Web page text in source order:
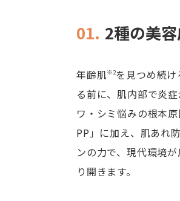
01. 2種の美
年齢肌※2を見つめ続
る前に、肌内部で炎
ワ・シミ悩みの根本
PP」に加え、肌あれ
ンの力で、現代環境
り開きます。